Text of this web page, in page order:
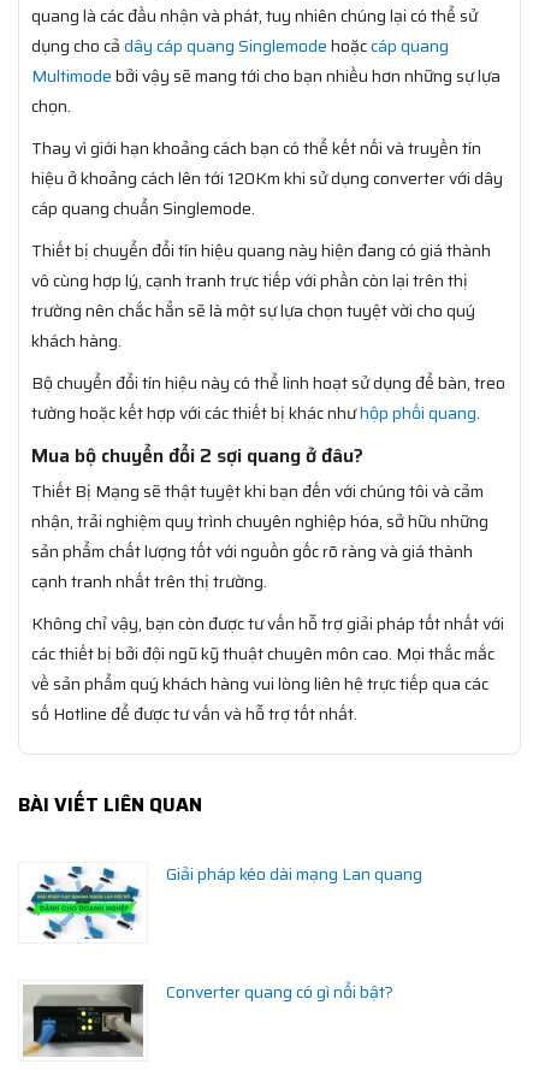
quang là các đầu nhận và phát, tuy nhiên chúng lại có thể sử
dụng cho cảdây cáp quang Singlemodehoặccáp quang
Multimodebởi vậy sẽ mang tới cho bạn nhiều hơn những sự lựa
chọn.
Thay vì giới hạn khoảng cách bạn có thể kết nối và truyền tín
hiệu ở khoảng cách lên tới 120Km khi sử dụng converter với dây
cáp quang chuẩn Singlemode.
Thiết bị chuyển đổi tín hiệu quang này hiện đang có giá thành
vô cùng hợp lý, cạnh tranh trực tiếp với phần còn lại trên thị
trường nên chắc hẳn sẽ là một sự lựa chọn tuyệt vời cho quý
khách hàng.
Bộ chuyển đổi tín hiệu này có thể linh hoạt sử dụng để bàn, treo
tường hoặc kết hợp với các thiết bị khác nhưhộp phối quang.
Mua bộ chuyển đổi 2 sợi quang ở đâu?
Thiết Bị Mạng sẽ thật tuyệt khi bạn đến với chúng tôi và cảm
nhận, trải nghiệm quy trình chuyên nghiệp hóa, sở hữu những
sản phẩm chất lượng tốt với nguồn gốc rõ ràng và giá thành
cạnh tranh nhất trên thị trường.
Không chỉ vậy, bạn còn được tư vấn hỗ trợ giải pháp tốt nhất với
các thiết bị bởi đội ngũ kỹ thuật chuyên môn cao. Mọi thắc mắc
về sản phẩm quý khách hàng vui lòng liên hệ trực tiếp qua các
số Hotline để được tư vấn và hỗ trợ tốt nhất.
BÀI VIẾT LIÊN QUAN
Giải pháp kéo dài mạng Lan quang
Converter quang có gì nổi bật?